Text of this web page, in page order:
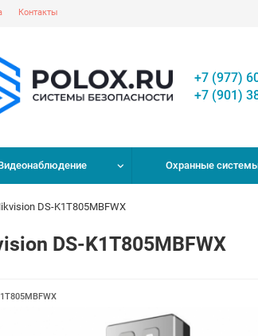
Контакты
+7 (977)
+7 (901)
Охранные
DS-K1T805MBFWX
DS-K1T805MBFWX